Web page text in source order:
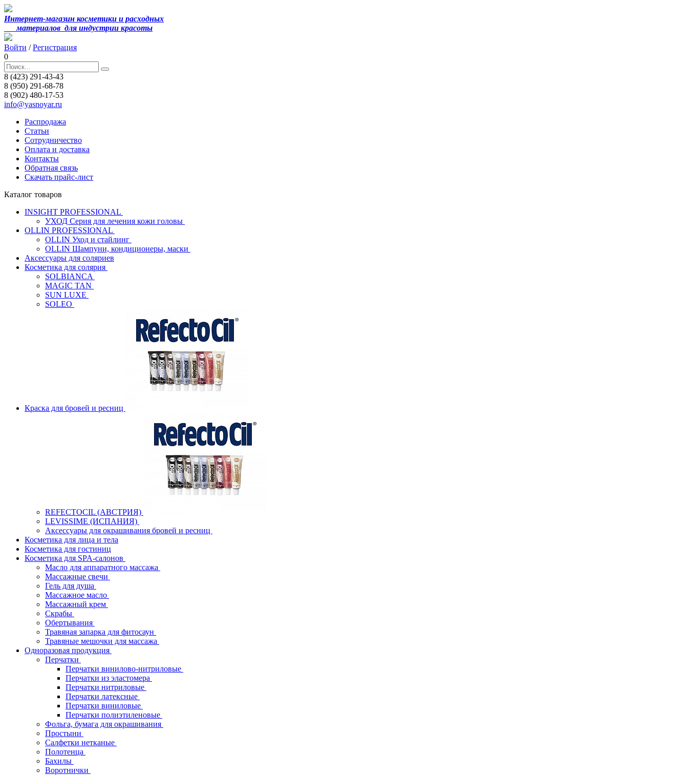
Интернет-магазин косметики и расходных
материалов для индустрии красоты
Войти /Регистрация
0
8 (423) 291-43-43
8 (950) 291-68-78
8 (902) 480-17-53
info@yasnoyar.ru
Распродажа
Статьи
Сотрудничество
Оплата и доставка
Контакты
Обратная связь
Скачать прайс-лист
Каталог товаров
INSIGHT PROFESSIONAL
УХОД Серия для лечения кожи головы
OLLIN PROFESSIONAL
OLLIN Уход и стайлинг
OLLIN Шампуни, кондиционеры, маски
Аксессуары для соляриев
Косметика для солярия
SOLBIANCA
MAGIC TAN
SUN LUXE
SOLEO
Краска для бровей и ресниц
REFECTOCIL (АВСТРИЯ)
LEVISSIME (ИСПАНИЯ)
Аксессуары для окрашивания бровей и ресниц
Косметика для лица и тела
Косметика для гостиниц
Косметика для SPA-салонов
Масло для аппаратного массажа
Массажные свечи
Гель для душа
Массажное масло
Массажный крем
Скрабы
Обертывания
Травяная запарка для фитосаун
Травяные мешочки для массажа
Одноразовая продукция
Перчатки
Перчатки винилово-нитриловые
Перчатки из эластомера
Перчатки нитриловые
Перчатки латексные
Перчатки виниловые
Перчатки полиэтиленовые
Фольга, бумага для окрашивания
Простыни
Салфетки нетканые
Полотенца
Бахилы
Воротнички